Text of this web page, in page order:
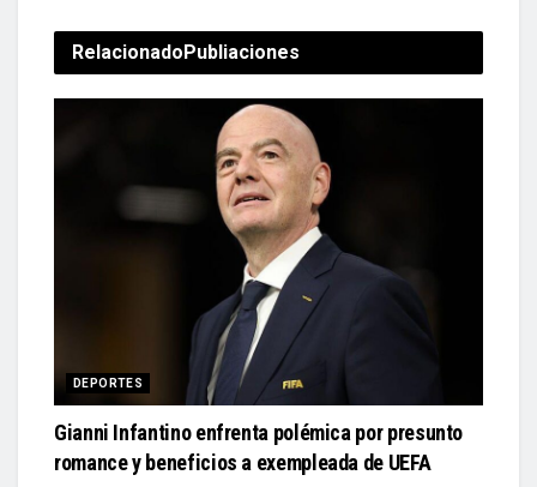
RelacionadoPubliaciones
DEPORTES
Gianni Infantino enfrenta polémica por presunto
romance y beneficios a exempleada de UEFA